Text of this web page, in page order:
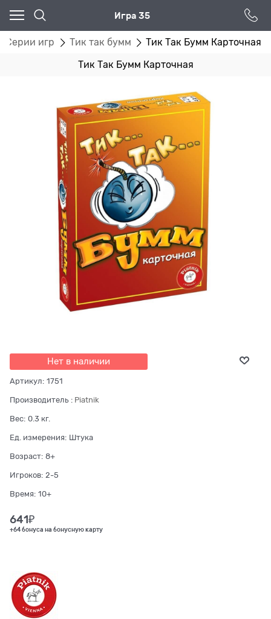
Игра 35
Серии игр Тик так бумм Тик Так Бумм Карточная
Тик Так Бумм Карточная
Нет в наличии
Артикул: 1751
Производитель : Piatnik
Вес: 0.3 кг.
Ед. измерения: Штука
Возраст: 8+
Игроков: 2-5
Время: 10+
641₽
+64 бонуса на бонусную карту